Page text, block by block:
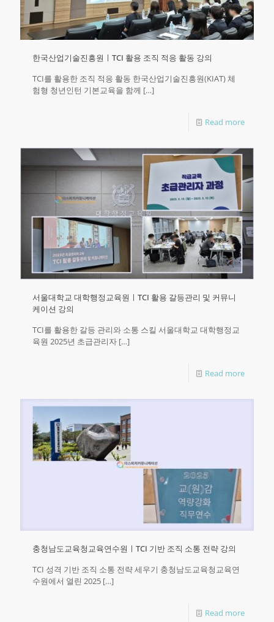
한국산업기술진흥원ㅣTCI 활용 조직 적응 활동 강의
TCI를 활용한 조직 적응 활동 한국산업기술진흥원(KIAT) 체
험형 청년인턴 기본교육을 함께 […]
Read more
서울대학교 대학행정교육원ㅣTCI 활용 갈등관리 및 커뮤니
케이션 강의
TCI를 활용한 갈등 관리와 소통 스킬 서울대학교 대학행정교
육원 2025년 초급관리자 […]
Read more
충청남도교육청교육연수원ㅣTCI 기반 조직 소통 전략 강의
TCI 성격 기반 조직 소통 전략 세우기 충청남도교육청교육연
수원에서 열린 2025 […]
Read more